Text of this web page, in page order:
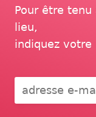
Pour être
lieu,
indiquez votre